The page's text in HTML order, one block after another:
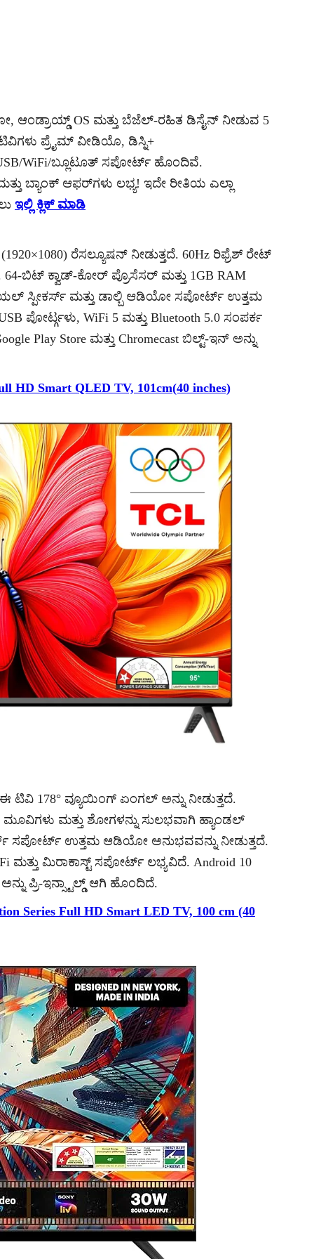
ಆಂಡ್ರಾಯ್ಡ್ OS ಮತ್ತು ಬೆಜೆಲ್-ರಹಿತ ಡಿಸೈನ್ ನೀಡುವ 5
ಪ್ರೈಮ್ ವೀಡಿಯೊ, ಡಿಸ್ನಿ+
WiFi/ಬ್ಲೂಟೂತ್ ಸಪೋರ್ಟ್ ಹೊಂದಿವೆ.
ಬ್ಯಾಂಕ್ ಆಫರ್‌ಗಳು ಲಭ್ಯ! ಇದೇ ರೀತಿಯ ಎಲ್ಲಾ
ಇಲ್ಲಿ ಕ್ಲಿಕ್ ಮಾಡಿ
ರೆಸಲ್ಯೂಷನ್ ನೀಡುತ್ತದೆ. 60Hz ರಿಫ್ರೆಶ್ ರೇಟ್
64-ಬಿಟ್ ಕ್ವಾಡ್-ಕೋರ್ ಪ್ರೊಸೆಸರ್ ಮತ್ತು 1GB RAM
ಸ್ಪೀಕರ್ಸ್ ಮತ್ತು ಡಾಲ್ಬಿ ಆಡಿಯೋ ಸಪೋರ್ಟ್ ಉತ್ತಮ
ಪೋರ್ಟ್ಗಳು, WiFi 5 ಮತ್ತು Bluetooth 5.0 ಸಂಪರ್ಕ
Play Store ಮತ್ತು Chromecast ಬಿಲ್ಟ್-ಇನ್ ಅನ್ನು
HD Smart QLED TV, 101cm(40 inches)
ಟಿವಿ 178° ವ್ಯೂಯಿಂಗ್ ಏಂಗಲ್ ಅನ್ನು ನೀಡುತ್ತದೆ.
ಮತ್ತು ಶೋಗಳನ್ನು ಸುಲಭವಾಗಿ ಹ್ಯಾಂಡಲ್
ಸಪೋರ್ಟ್ ಉತ್ತಮ ಆಡಿಯೋ ಅನುಭವವನ್ನು ನೀಡುತ್ತದೆ.
ಮಿರಾಕಾಸ್ಟ್ ಸಪೋರ್ಟ್ ಲಭ್ಯವಿದೆ. Android 10
ಪ್ರಿ-ಇನ್ಸ್ಟಾಲ್ಡ್ ಆಗಿ ಹೊಂದಿದೆ.
Series Full HD Smart LED TV, 100 cm (40